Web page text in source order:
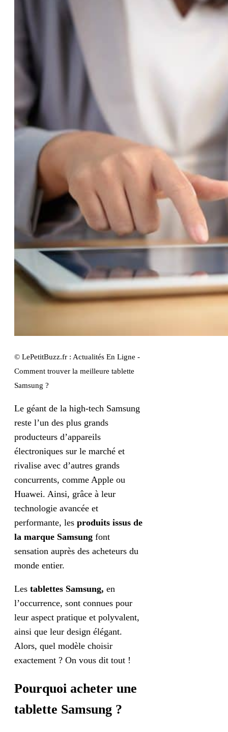
© LePetitBuzz.fr : Actualités En Ligne -
Comment trouver la meilleure tablette
Samsung ?
Le géant de la high-tech Samsung
reste l’un des plus grands
producteurs d’appareils
électroniques sur le marché et
rivalise avec d’autres grands
concurrents, comme Apple ou
Huawei. Ainsi, grâce à leur
technologie avancée et
performante, les produits issus de
la marque Samsung font
sensation auprès des acheteurs du
monde entier.
Les tablettes Samsung, en
l’occurrence, sont connues pour
leur aspect pratique et polyvalent,
ainsi que leur design élégant.
Alors, quel modèle choisir
exactement ? On vous dit tout !
Pourquoi acheter une
tablette Samsung ?